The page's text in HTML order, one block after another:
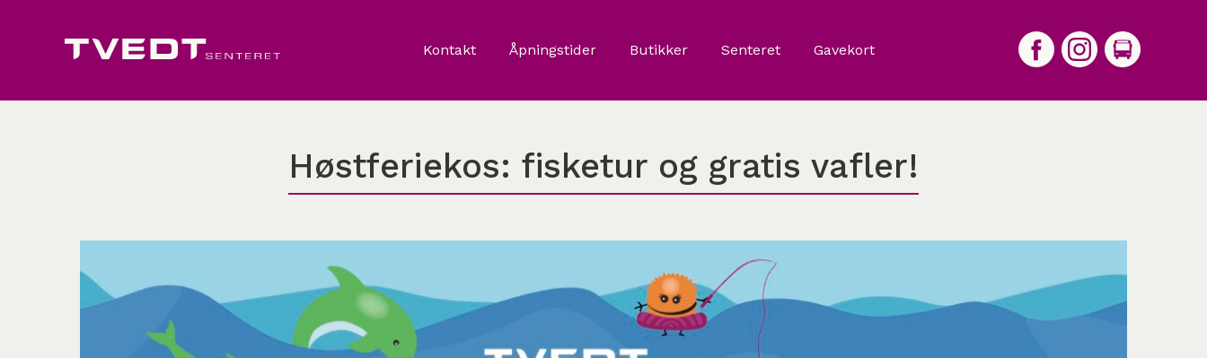
Kontakt Åpningstider Butikker Senteret Gavekort
Høstferiekos: fisketur og gratis vafler!